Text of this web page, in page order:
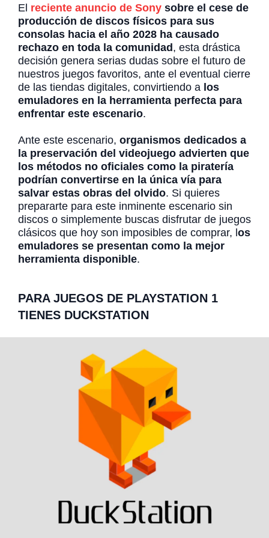
El reciente anuncio de Sony sobre el cese de
producción de discos físicos para sus
consolas hacia el año 2028 ha causado
rechazo en toda la comunidad , esta drástica
decisión genera serias dudas sobre el futuro de
nuestros juegos favoritos, ante el eventual cierre
de las tiendas digitales, convirtiendo a los
emuladores en la herramienta perfecta para
enfrentar este escenario.
Ante este escenario, organismos dedicados a
la preservación del videojuego advierten que
los métodos no oficiales como la piratería
podrían convertirse en la única vía para
salvar estas obras del olvido. Si quieres
prepararte para este inminente escenario sin
discos o simplemente buscas disfrutar de juegos
clásicos que hoy son imposibles de comprar, l os
emuladores se presentan como la mejor
herramienta disponible.
PARA JUEGOS DE PLAYSTATION 1
TIENES DUCKSTATION